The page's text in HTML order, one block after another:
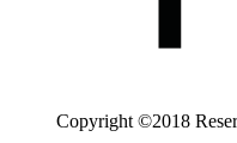
Copyright ©2018